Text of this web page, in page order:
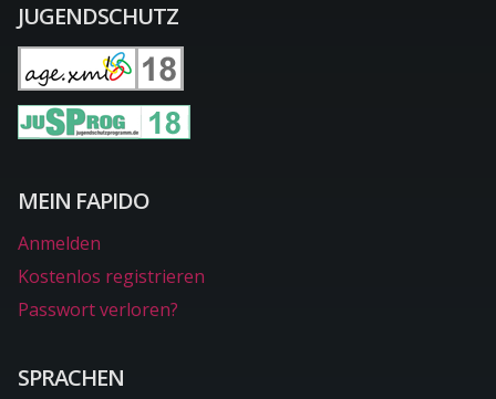
JUGENDSCHUTZ
MEIN FAPIDO
Anmelden
Kostenlos registrieren
Passwort verloren?
SPRACHEN